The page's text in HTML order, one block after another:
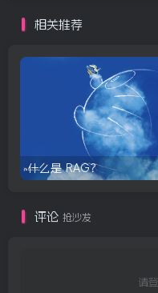
相关推荐
什么是 RAG？
评论 抢沙发
请